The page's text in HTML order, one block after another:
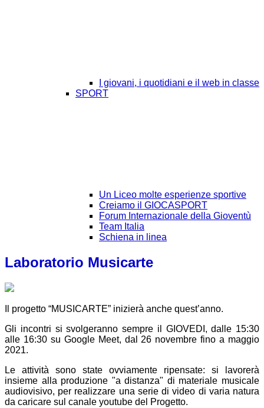
I giovani, i quotidiani e il web in classe
SPORT
Un Liceo molte esperienze sportive
Creiamo il GIOCASPORT
Forum Internazionale della Gioventù
Team Italia
Schiena in linea
Laboratorio Musicarte
Il progetto “MUSICARTE” inizierà anche quest’anno.
Gli incontri si svolgeranno sempre il GIOVEDI, dalle 15:30
alle 16:30 su Google Meet, dal 26 novembre fino a maggio
2021.
Le attività sono state ovviamente ripensate: si lavorerà
insieme alla produzione "a distanza" di materiale musicale
audiovisivo, per realizzare una serie di video di varia natura
da caricare sul canale youtube del Progetto.